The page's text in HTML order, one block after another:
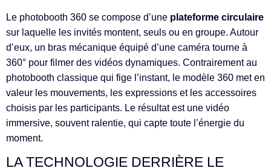
Le photobooth 360 se compose d’une plateforme circulaire
sur laquelle les invités montent, seuls ou en groupe. Autour
d’eux, un bras mécanique équipé d’une caméra tourne à
360° pour filmer des vidéos dynamiques. Contrairement au
photobooth classique qui fige l’instant, le modèle 360 met en
valeur les mouvements, les expressions et les accessoires
choisis par les participants. Le résultat est une vidéo
immersive, souvent ralentie, qui capte toute l’énergie du
moment.
LA TECHNOLOGIE DERRIÈRE LE